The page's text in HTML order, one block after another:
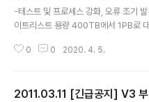
-테스트 및 프로세스 강화, 오류 조기
이트리스트 용량 400TB에서 1PB로
신인 ‘V3 Lite’와 개인용 통합보안 서
에서 정상 파일을 악성코드(Trojan/
0 0 2020. 4. 5.
2011.03.11 [긴급공지] V3 부